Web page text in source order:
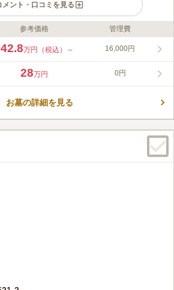
メント・口コミを見る
ト
一ノ宮にある創建400余年以上の由緒あるお寺
地の利用にあたって、過去の宗旨・宗派は問われ
しく、手入れの行き届いた境内は清潔感があ
ぎ、明るい印象です。すぐ側に駐車場が併設され
価されていません。
参考価格 管理費
万円（税込）～ 16,000円
28万円 0円
お墓の詳細を見る